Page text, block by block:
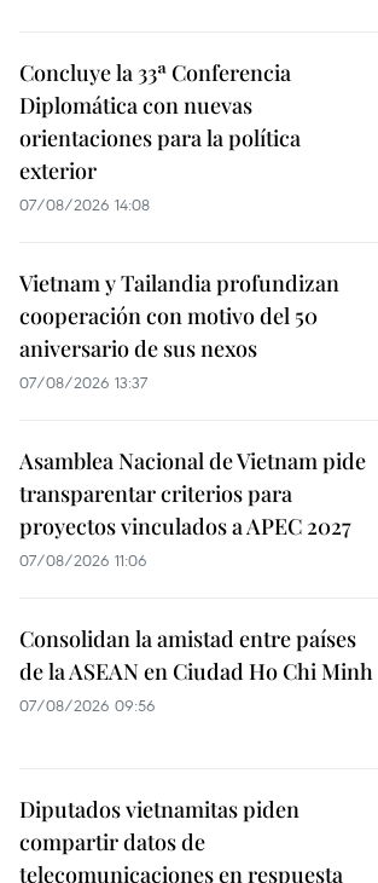
Concluye la 33ª Conferencia
Diplomática con nuevas
orientaciones para la política
exterior
07/08/2026 14:08
Vietnam y Tailandia profundizan
cooperación con motivo del 50
aniversario de sus nexos
07/08/2026 13:37
Asamblea Nacional de Vietnam pide
transparentar criterios para
proyectos vinculados a APEC 2027
07/08/2026 11:06
Consolidan la amistad entre países
de la ASEAN en Ciudad Ho Chi Minh
07/08/2026 09:56
Diputados vietnamitas piden
compartir datos de
telecomunicaciones en respuesta